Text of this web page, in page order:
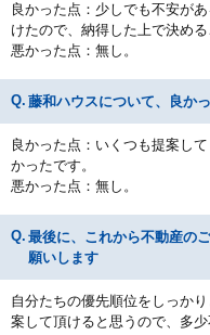
良かった点：少しでも不安が
けたので、納得した上で決める
悪かった点：無し。
藤和ハウスについて、良か
良かった点：いくつも提案し
かったです。
悪かった点：無し。
最後に、これから不動産の
願いします
自分たちの優先順位をしっか
案して頂けると思うので、多